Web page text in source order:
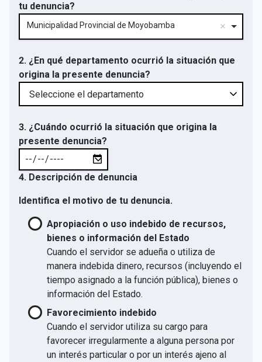
tu denuncia?
Municipalidad Provincial de Moyobamba
2. ¿En qué departamento ocurrió la situación que
origina la presente denuncia?
3. ¿Cuándo ocurrió la situación que origina la
presente denuncia?
4. Descripción de denuncia
Identifica el motivo de tu denuncia.
Apropiación o uso indebido de recursos,
bienes o información del Estado
Cuando el servidor se adueña o utiliza de
manera indebida dinero, recursos (incluyendo el
tiempo asignado a la función pública), bienes o
información del Estado.
Favorecimiento indebido
Cuando el servidor utiliza su cargo para
favorecer irregularmente a alguna persona por
un interés particular o por un interés ajeno al